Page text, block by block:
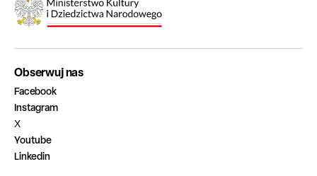
Obserwuj nas
Facebook
Instagram
X
Youtube
Linkedin